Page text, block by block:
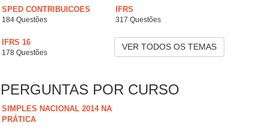
SPED CONTRIBUICOES
184 Questões
IFRS
317 Questões
IFRS 16
178 Questões
VER TODOS OS TEMAS
PERGUNTAS POR CURSO
SIMPLES NACIONAL 2014 NA
PRÁTICA